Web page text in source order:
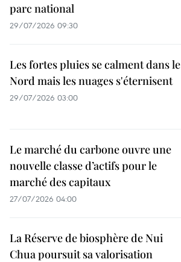
parc national
29/07/2026 09:30
Les fortes pluies se calment dans le
Nord mais les nuages s'éternisent
29/07/2026 03:00
Le marché du carbone ouvre une
nouvelle classe d’actifs pour le
marché des capitaux
27/07/2026 04:00
La Réserve de biosphère de Nui
Chua poursuit sa valorisation